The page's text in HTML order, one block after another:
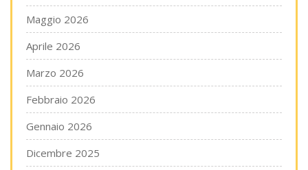
Maggio 2026
Aprile 2026
Marzo 2026
Febbraio 2026
Gennaio 2026
Dicembre 2025